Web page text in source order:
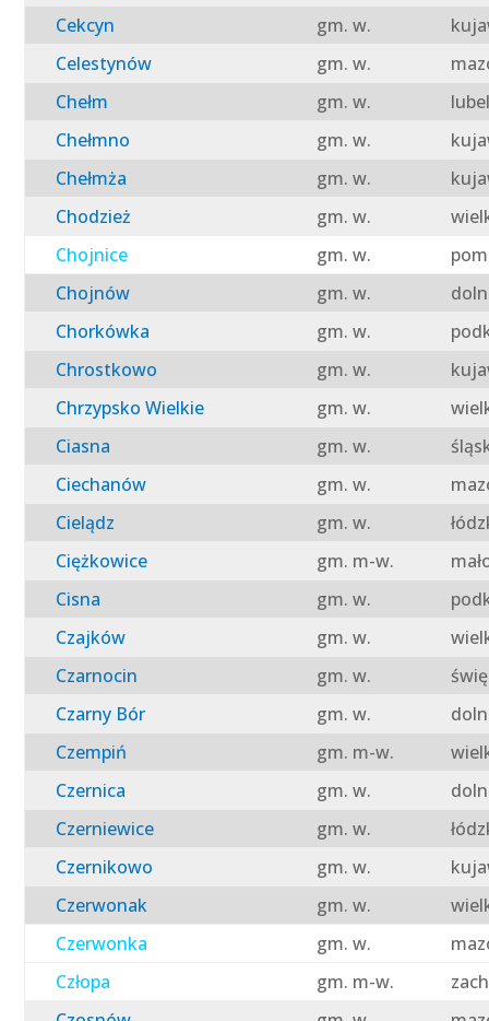
Cekcyn
gm. w.
Celestynów
gm. w.
Chełm
gm. w.
Chełmno
gm. w.
Chełmża
gm. w.
Chodzież
gm. w.
Chojnice
gm. w.
Chojnów
gm. w.
Chorkówka
gm. w.
Chrostkowo
gm. w.
Chrzypsko Wielkie
gm. w.
Ciasna
gm. w.
Ciechanów
gm. w.
Cielądz
gm. w.
Ciężkowice
gm. m-w.
Cisna
gm. w.
Czajków
gm. w.
Czarnocin
gm. w.
Czarny Bór
gm. w.
Czempiń
gm. m-w.
Czernica
gm. w.
Czerniewice
gm. w.
Czernikowo
gm. w.
Czerwonak
gm. w.
Czerwonka
gm. w.
Człopa
gm. m-w.